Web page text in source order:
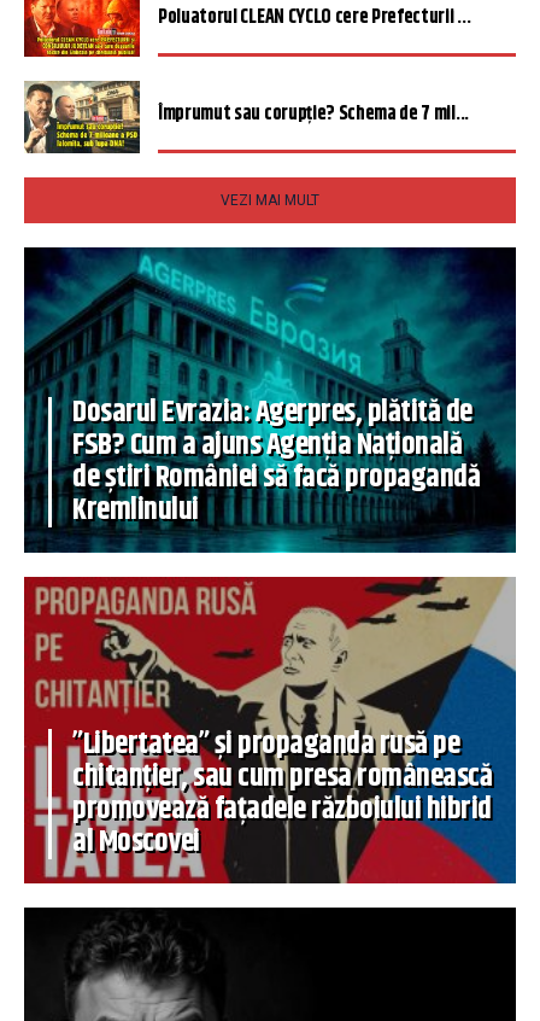
Poluatorul CLEAN CYCLO cere Prefecturii ...
Împrumut sau corupție? Schema de 7 mil...
VEZI MAI MULT
Dosarul Evrazia: Agerpres, plătită de
FSB? Cum a ajuns Agenția Națională
de știri României să facă propagandă
Kremlinului
”Libertatea” și propaganda rusă pe
chitanțier, sau cum presa românească
promovează fațadele războiului hibrid
al Moscovei